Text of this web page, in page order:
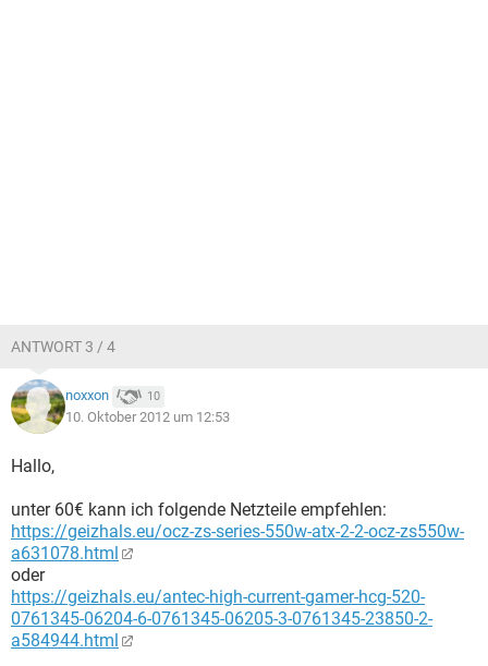
ANTWORT 3 / 4
noxxon 10
10. Oktober 2012 um 12:53
Hallo,
unter 60€ kann ich folgende Netzteile empfehlen:
https://geizhals.eu/ocz-zs-series-550w-atx-2-2-ocz-zs550w-
a631078.html
oder
https://geizhals.eu/antec-high-current-gamer-hcg-520-
0761345-06204-6-0761345-06205-3-0761345-23850-2-
a584944.html